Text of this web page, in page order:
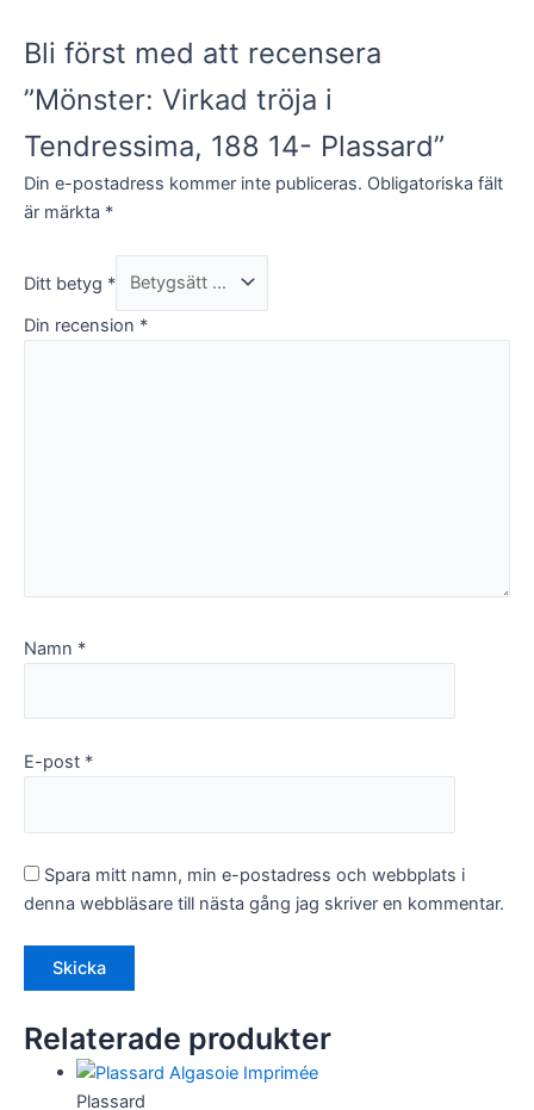
Bli först med att recensera
”Mönster: Virkad tröja i
Tendressima, 188 14- Plassard”
Din e-postadress kommer inte publiceras. Obligatoriska fält
är märkta *
Ditt betyg *
Din recension *
Namn *
E-post *
Spara mitt namn, min e-postadress och webbplats i
denna webbläsare till nästa gång jag skriver en kommentar.
Relaterade produkter
Plassard